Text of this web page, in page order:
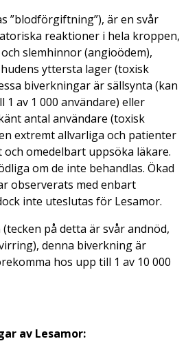
”blodförgiftning”), är en svår
reaktioner i hela kroppen,
slemhinnor (angioödem),
yttersta lager (toxisk
biverkningar är sällsynta (kan
av 1 000 användare) eller
antal användare (toxisk
extremt allvarliga och patienter
omedelbart uppsöka läkare.
om de inte behandlas. Ökad
observerats med enbart
inte uteslutas för Lesamor.
på detta är svår andnöd,
denna biverkning är
hos upp till 1 av 10 000
av Lesamor: